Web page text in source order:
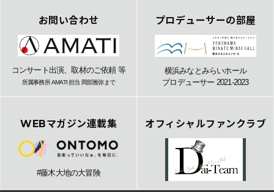
お問い合わせ
コンサート出演、取材のご依頼 等
所属事務所 AMATI 担当 岡部雅弥まで
プロデューサーの部屋
横浜みなとみらいホール
プロデューサー 2021-2023
WEBマガジン連載集
#藤木大地の大冒険
オフィシャルファンクラブ